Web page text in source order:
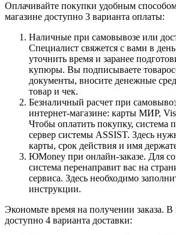
Оплачивайте покупки удобным
магазине доступно 3 варианта оплаты:
Наличные при самовывозе или
Специалист свяжется с вами в
уточнить время и заранее
купюры. Вы подписываете
документы, вносите денежные
товар и чек.
Безналичный расчет при
интернет-магазине: карты МИР,
Чтобы оплатить покупку, система
сервер системы ASSIST. Здесь
карты, срок действия и имя
ЮMoney при онлайн-заказе. Для
система перенаправит вас на
сервиса. Здесь необходимо
инструкции.
Экономьте время на получении заказа. В
доступно 4 варианта доставки: